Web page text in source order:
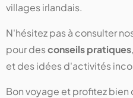
villages irlandais.
N'hésitez pas à consulter
pour desconseils pratiques
et des idées d'activités
Bon voyage et profitez